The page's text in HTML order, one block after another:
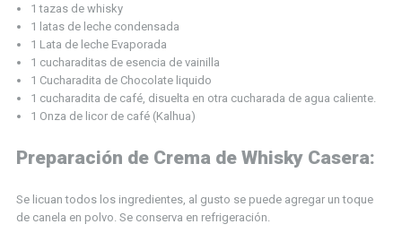
1 tazas de whisky
1 latas de leche condensada
1 Lata de leche Evaporada
1 cucharaditas de esencia de vainilla
1 Cucharadita de Chocolate liquido
1 cucharadita de café, disuelta en otra cucharada de agua caliente.
1 Onza de licor de café (Kalhua)
Preparación de Crema de Whisky Casera:
Se licuan todos los ingredientes, al gusto se puede agregar un toque
de canela en polvo. Se conserva en refrigeración.